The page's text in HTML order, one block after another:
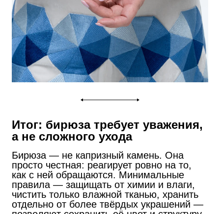
Итог: бирюза требует уважения,
а не сложного ухода
Бирюза — не капризный камень. Она
просто честная: реагирует ровно на то,
как с ней обращаются. Минимальные
правила — защищать от химии и влаги,
чистить только влажной тканью, хранить
отдельно от более твёрдых украшений —